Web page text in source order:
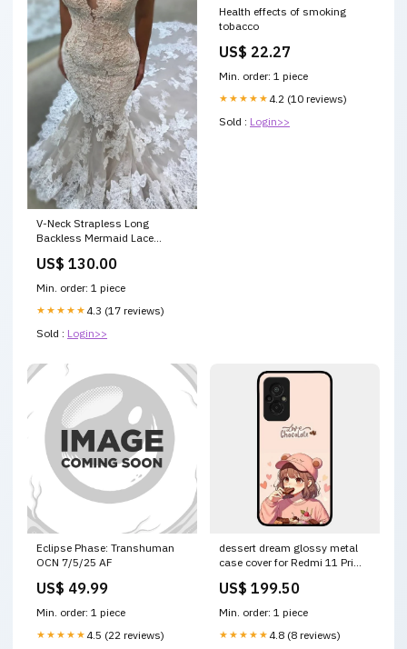
V-Neck Strapless Long
Backless Mermaid Lace
Bridesmaid Dresses with Slit
US$ 130.00
Min. order: 1 piece
★★★★★ 4.3 (17 reviews)
Sold : Login>>
Health effects of smoking
tobacco
US$ 22.27
Min. order: 1 piece
★★★★★ 4.2 (10 reviews)
Sold : Login>>
Eclipse Phase: Transhuman
OCN 7/5/25 AF
US$ 49.99
Min. order: 1 piece
★★★★★ 4.5 (22 reviews)
dessert dream glossy metal
case cover for Redmi 11 Prime
Ultra
US$ 199.50
Min. order: 1 piece
★★★★★ 4.8 (8 reviews)